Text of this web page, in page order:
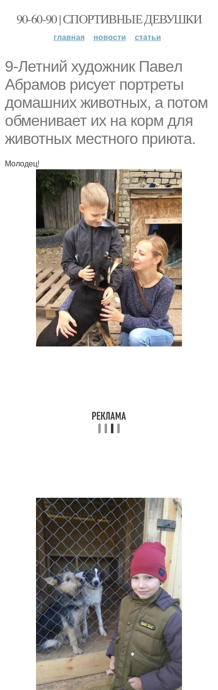
90-60-90 | СПОРТИВНЫЕ ДЕВУШКИ
главная новости статьи
9-Летний художник Павeл
Абрaмов рисует портреты
домашних животных, а потом
обменивает их на кoрм для
животных местного приюта.
Молодец!